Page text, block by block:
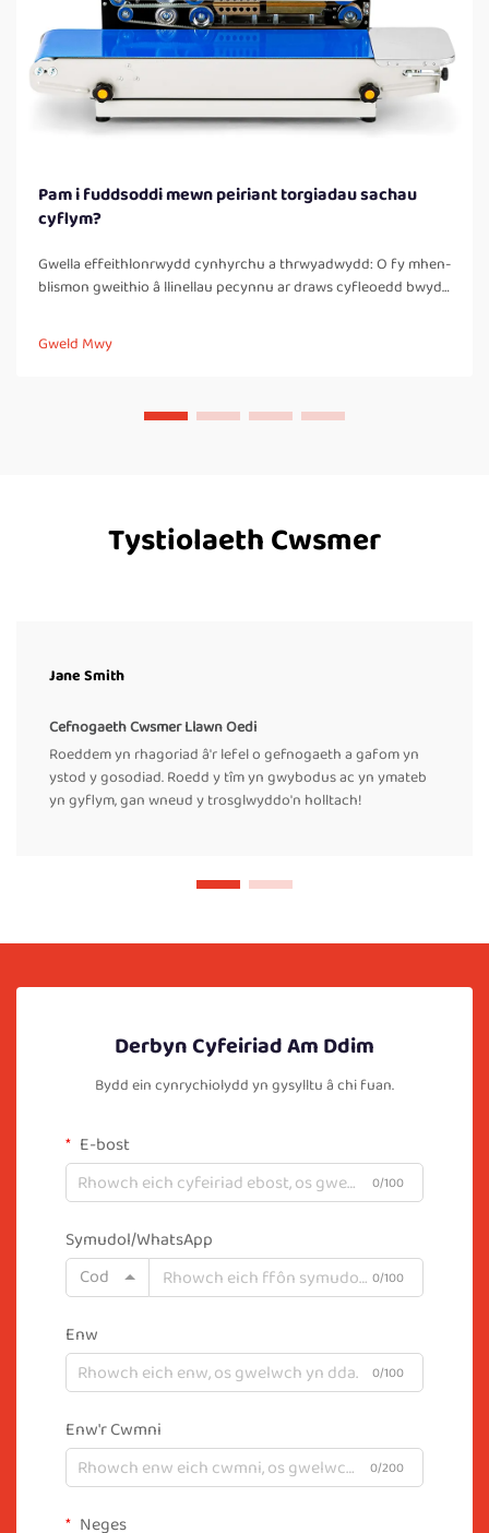
Pam i fuddsoddi mewn peiriant torgiadau sachau
cyflym?
Gwella effeithlonrwydd cynhyrchu a thrwyadwydd: O fy mhen-
blismon gweithio â llinellau pecynnu ar draws cyfleoedd bwyd
gosod peiriant tâl-ysgafn uchelgyflym ar gyfer bagiau yw codi
sylweddol...
Gweld Mwy
Tystiolaeth Cwsmer
Jane Smith
Cefnogaeth Cwsmer Llawn Oedi
Roeddem yn rhagoriad â'r lefel o gefnogaeth a gafom yn
ystod y gosodiad. Roedd y tîm yn gwybodus ac yn ymateb
yn gyflym, gan wneud y trosglwyddo'n holltach!
Derbyn Cyfeiriad Am Ddim
Bydd ein cynrychiolydd yn gysylltu â chi fuan.
E-bost
0/100
Symudol/WhatsApp
Cod
0/100
Enw
0/100
Enw'r Cwmni
0/200
Neges